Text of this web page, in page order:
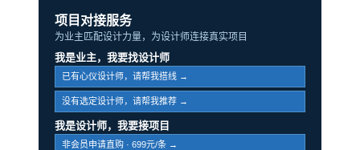
项目对接服务
为业主匹配设计力量，为设计师连接真实项目
我是业主，我要找设计师
已有心仪设计师，请帮我搭线 →
没有选定设计师，请帮我推荐 →
我是设计师，我要接项目
非会员申请直购 · 699元/条 →